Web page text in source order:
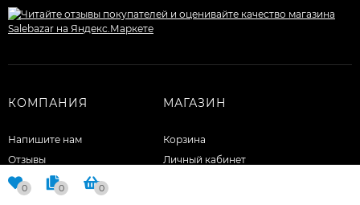
КОМПАНИЯ
Напишите нам
Отзывы
МАГАЗИН
Корзина
Личный кабинет
0 0 0